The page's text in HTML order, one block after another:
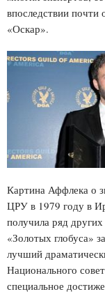
впоследствии почти
«Оскар».
Картина Аффлека о
ЦРУ в 1979 году в
получила ряд
«Золотых глобуса»
лучший
Национального
специальное